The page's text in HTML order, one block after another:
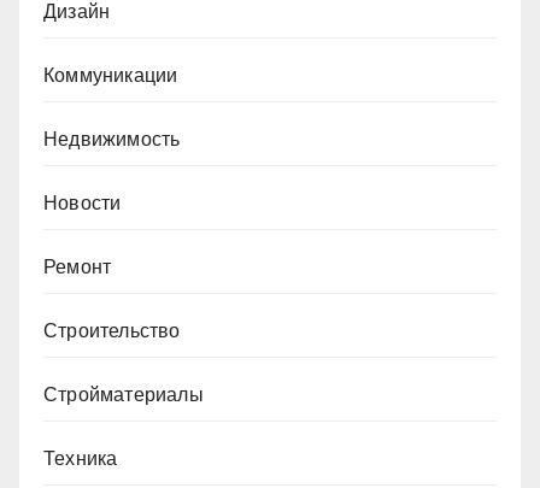
Дизайн
Коммуникации
Недвижимость
Новости
Ремонт
Строительство
Стройматериалы
Техника